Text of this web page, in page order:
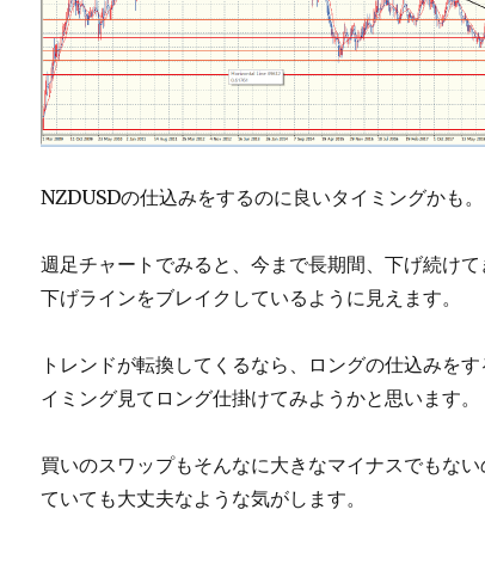
NZDUSDの仕込みをするのに良いタイミングかも。
週足チャートでみると、今まで長期間、下げ続け
下げラインをブレイクしているように見えます。
トレンドが転換してくるなら、ロングの仕込みを
イミング見てロング仕掛けてみようかと思います。
買いのスワップもそんなに大きなマイナスでもな
ていても大丈夫なような気がします。